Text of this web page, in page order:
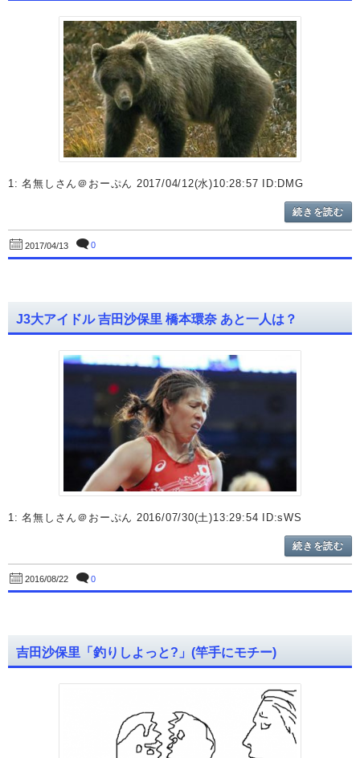
1: 名無しさん＠おーぷん 2017/04/12(水)10:28:57 ID:DMG
続きを読む
2017/04/13 0
J3大アイドル 吉田沙保里 橋本環奈 あと一人は？
1: 名無しさん＠おーぷん 2016/07/30(土)13:29:54 ID:sWS
続きを読む
2016/08/22 0
吉田沙保里「釣りしよっと?」(竿手にモチー)